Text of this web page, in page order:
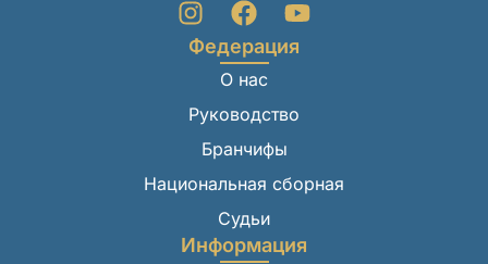
Федерация
О нас
Руководство
Бранчифы
Национальная сборная
Судьи
Информация